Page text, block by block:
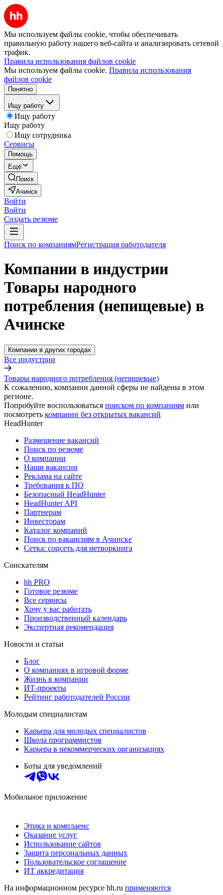
Мы используем файлы cookie, чтобы обеспечивать
правильную работу нашего веб-сайта и анализировать сетевой
трафик.
Правила использования файлов cookie
Мы используем файлы cookie. Правила использования
файлов cookie
Понятно
Ищу работу
Ищу работу
Ищу работу
Ищу сотрудника
Сервисы
Помощь
Ещё
Поиск
Ачинск
Войти
Войти
Создать резюме
Поиск по компаниямРегистрация работодателя
Компании в индустрии
Товары народного
потребления (непищевые) в
Ачинске
Компании в других городах
Все индустрии
Товары народного потребления (непищевые)
К сожалению, компании данной сферы не найдены в этом
регионе.
Попробуйте воспользоваться поиском по компаниям или
посмотреть компании без открытых вакансий
HeadHunter
Размещение вакансий
Поиск по резюме
О компании
Наши вакансии
Реклама на сайте
Требования к ПО
Безопасный HeadHunter
HeadHunter API
Партнерам
Инвесторам
Каталог компаний
Поиск по вакансиям в Ачинске
Сетка: соцсеть для нетворкинга
Соискателям
hh PRO
Готовое резюме
Все сервисы
Хочу у вас работать
Производственный календарь
Экспертная рекомендация
Новости и статьи
Блог
О компаниях в игровой форме
Жизнь в компании
ИТ-проекты
Рейтинг работодателей России
Молодым специалистам
Карьера для молодых специалистов
Школа программистов
Карьера в некоммерческих организациях
Боты для уведомлений
Мобильное приложение
Этика и комплаенс
Оказание услуг
Использование сайтов
Защита персональных данных
Пользовательское соглашение
ИТ аккредитация
На информационном ресурсе hh.ru применяются